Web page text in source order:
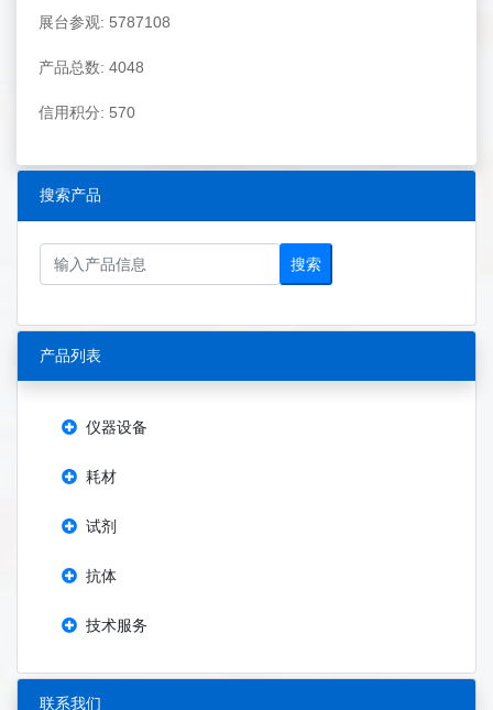
展台参观: 5787108
产品总数: 4048
信用积分: 570
搜索产品
搜索
产品列表
仪器设备
耗材
试剂
抗体
技术服务
联系我们